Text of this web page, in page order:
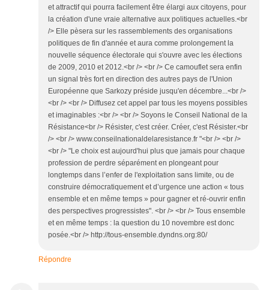
et attractif qui pourra facilement être élargi aux citoyens, pour
la création d'une vraie alternative aux politiques actuelles.<br
/> Elle pèsera sur les rassemblements des organisations
politiques de fin d'année et aura comme prolongement la
nouvelle séquence électorale qui s'ouvre avec les élections
de 2009, 2010 et 2012.<br /> <br /> Ce camouflet sera enfin
un signal très fort en direction des autres pays de l'Union
Européenne que Sarkozy préside jusqu'en décembre...<br />
<br /> <br /> Diffusez cet appel par tous les moyens possibles
et imaginables :<br /> <br /> Soyons le Conseil National de la
Résistance<br /> Résister, c'est créer. Créer, c'est Résister.<br
/> <br /> www.conseilnationaldelaresistance.fr "<br /> <br />
<br /> "Le choix est aujourd'hui plus que jamais pour chaque
profession de perdre séparément en plongeant pour
longtemps dans l’enfer de l'exploitation sans limite, ou de
construire démocratiquement et d’urgence une action « tous
ensemble et en même temps » pour gagner et ré-ouvrir enfin
des perspectives progressistes". <br /> <br /> Tous ensemble
et en même temps : la question du 10 novembre est donc
posée.<br /> http://tous-ensemble.dyndns.org:80/
Répondre